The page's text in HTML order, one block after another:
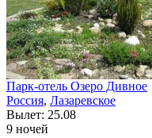
Парк-отель Озеро Дивное
Россия, Лазаревское
Вылет: 25.08
9 ночей